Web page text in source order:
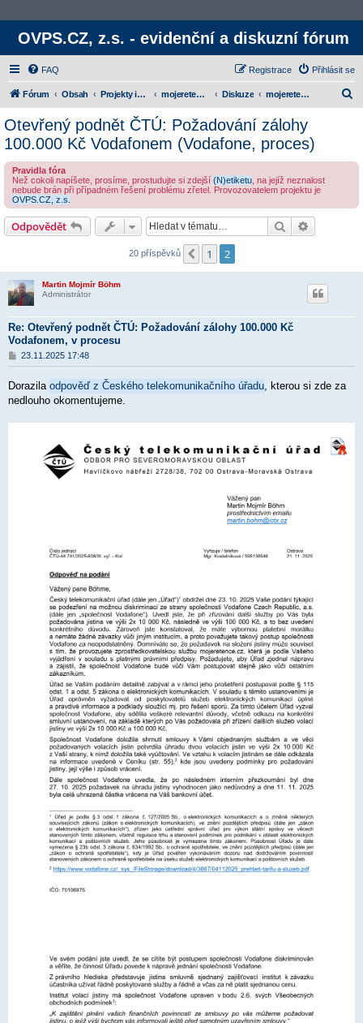
OVPS.CZ, z.s. - evidenční a diskuzní fórum
FAQ Přihlásit se
Registrace
Fórum Obsah Projekty iniciativy mojeretence.cz Diskuze mojeretence.cz proti šmejdům
Otevřený podnět ČTÚ: Požadování zálohy
100.000 Kč Vodafonem (Vodafone, proces)
Pravidla fóra
Než cokoli napíšete, prosíme, prostudujte si zdejší (N)etiketu , na jejíž neznalost
nebude brán při případném řešení problému zřetel. Provozovatelem projektu je
OVPS.CZ, z.s.
Odpovědět Hledat
20 příspěvků Předchozí
1 2
Martin Mojmír Böhm
Administrátor
Re: Otevřený podnět ČTÚ: Požadování zálohy 100.000 Kč
Vodafonem, v procesu
P
ř
s
p
ě
23.11.2025 17:48
Dorazila odpověď z Českého telekomunikačního úřadu , kterou si zde za
nedlouho okomentujeme.